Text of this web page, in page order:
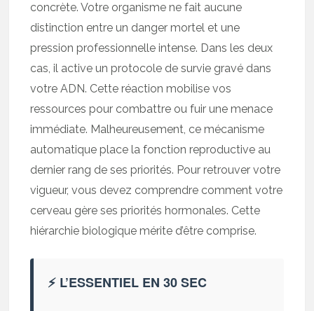
concrète. Votre organisme ne fait aucune
distinction entre un danger mortel et une
pression professionnelle intense. Dans les deux
cas, il active un protocole de survie gravé dans
votre ADN. Cette réaction mobilise vos
ressources pour combattre ou fuir une menace
immédiate. Malheureusement, ce mécanisme
automatique place la fonction reproductive au
dernier rang de ses priorités. Pour retrouver votre
vigueur, vous devez comprendre comment votre
cerveau gère ses priorités hormonales. Cette
hiérarchie biologique mérite d’être comprise.
⚡ L’ESSENTIEL EN 30 SEC